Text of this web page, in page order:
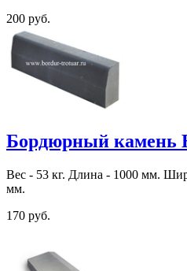
200 руб.
Бордюрный камень
Вес - 53 кг. Длина - 1000 мм.
мм.
170 руб.